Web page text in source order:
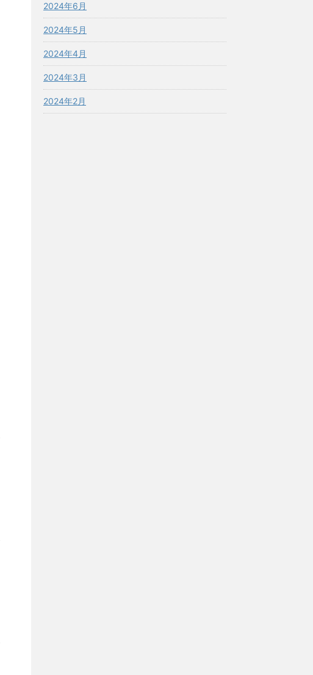
2024年6月
2024年5月
2024年4月
2024年3月
2024年2月